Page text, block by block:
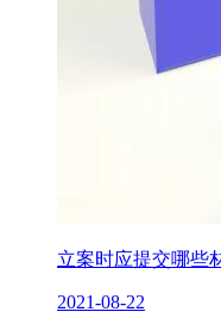
立案时应提交哪些
2021-08-22